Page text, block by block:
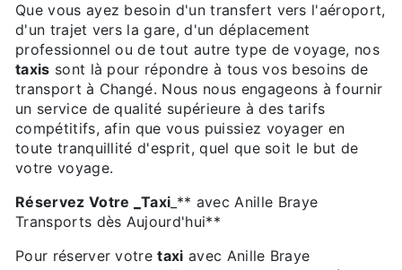
Que vous ayez besoin d'un transfert vers l'aéroport,
d'un trajet vers la gare, d'un déplacement
professionnel ou de tout autre type de voyage, nos
taxis sont là pour répondre à tous vos besoins de
transport à Changé. Nous nous engageons à fournir
un service de qualité supérieure à des tarifs
compétitifs, afin que vous puissiez voyager en
toute tranquillité d'esprit, quel que soit le but de
votre voyage.
Réservez Votre
_Taxi _** avec Anille Braye
Transports dès Aujourd'hui**
Pour réserver votretaxi avec Anille Braye